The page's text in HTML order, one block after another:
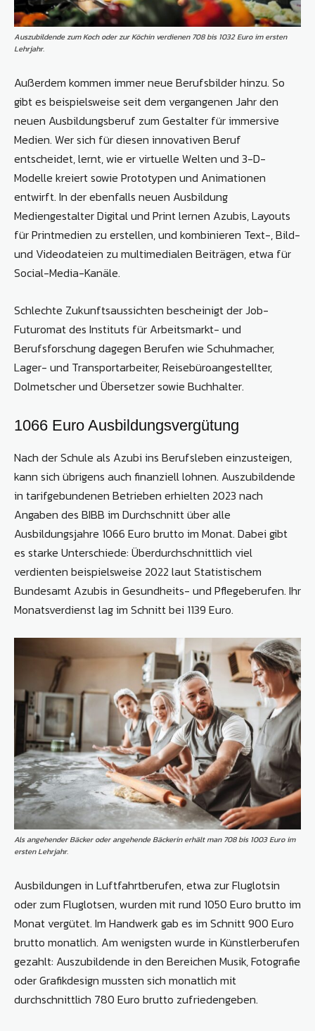
Auszubildende zum Koch oder zur Köchin verdienen 708 bis 1032 Euro im ersten
Lehrjahr.
Außerdem kommen immer neue Berufsbilder hinzu. So
gibt es beispielsweise seit dem vergangenen Jahr den
neuen Ausbildungsberuf zum Gestalter für immersive
Medien. Wer sich für diesen innovativen Beruf
entscheidet, lernt, wie er virtuelle Welten und 3-D-
Modelle kreiert sowie Prototypen und Animationen
entwirft. In der ebenfalls neuen Ausbildung
Mediengestalter Digital und Print lernen Azubis, Layouts
für Printmedien zu erstellen, und kombinieren Text-, Bild-
und Videodateien zu multimedialen Beiträgen, etwa für
Social-Media-Kanäle.
Schlechte Zukunftsaussichten bescheinigt der Job-
Futuromat des Instituts für Arbeitsmarkt- und
Berufsforschung dagegen Berufen wie Schuhmacher,
Lager- und Transportarbeiter, Reisebüroangestellter,
Dolmetscher und Übersetzer sowie Buchhalter.
1066 Euro Ausbildungsvergütung
Nach der Schule als Azubi ins Berufsleben einzusteigen,
kann sich übrigens auch finanziell lohnen. Auszubildende
in tarifgebundenen Betrieben erhielten 2023 nach
Angaben des BIBB im Durchschnitt über alle
Ausbildungsjahre 1066 Euro brutto im Monat. Dabei gibt
es starke Unterschiede: Überdurchschnittlich viel
verdienten beispielsweise 2022 laut Statistischem
Bundesamt Azubis in Gesundheits- und Pflegeberufen. Ihr
Monatsverdienst lag im Schnitt bei 1139 Euro.
Als angehender Bäcker oder angehende Bäckerin erhält man 708 bis 1003 Euro im
ersten Lehrjahr.
Ausbildungen in Luftfahrtberufen, etwa zur Fluglotsin
oder zum Fluglotsen, wurden mit rund 1050 Euro brutto im
Monat vergütet. Im Handwerk gab es im Schnitt 900 Euro
brutto monatlich. Am wenigsten wurde in Künstlerberufen
gezahlt: Auszubildende in den Bereichen Musik, Fotografie
oder Grafikdesign mussten sich monatlich mit
durchschnittlich 780 Euro brutto zufriedengeben.